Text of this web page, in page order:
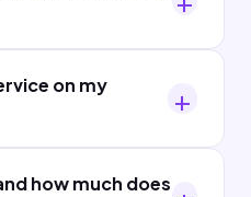
on my
how much does